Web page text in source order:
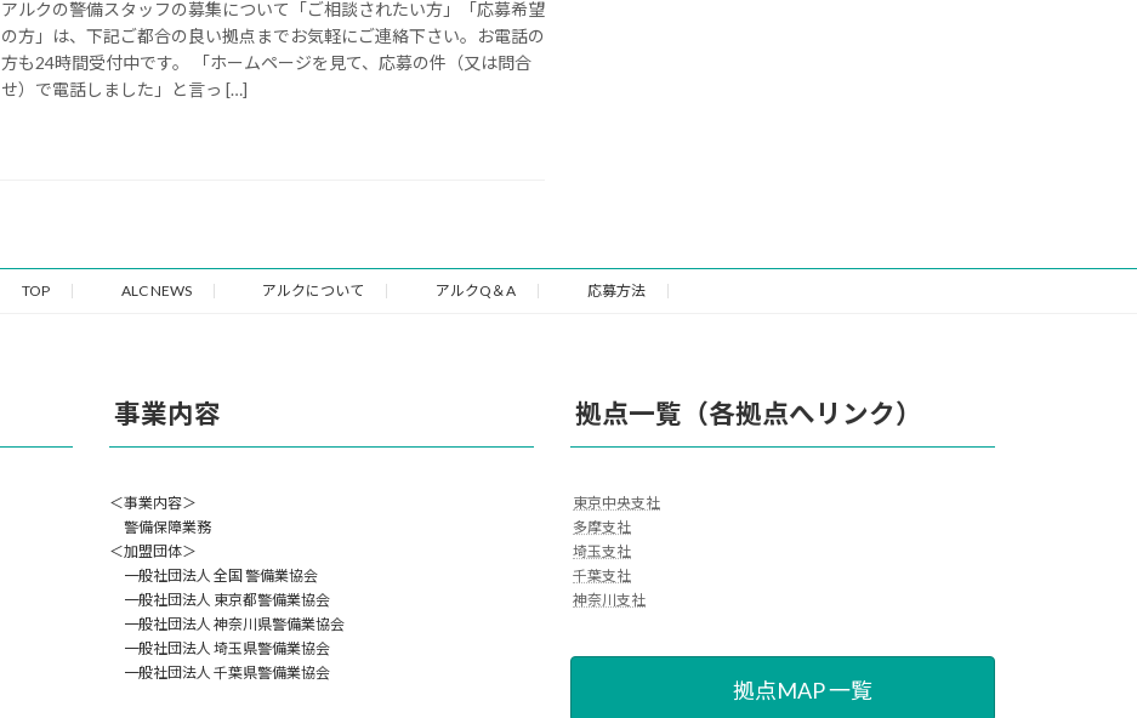
アルクの警備スタッフの募集について「ご相談されたい方」「応募希望
の方」は、下記ご都合の良い拠点までお気軽にご連絡下さい。お電話の
方も24時間受付中です。 「ホームページを見て、応募の件（又は問合
せ）で電話しました」と言っ […]
TOP ALC NEWS アルクについて アルクQ＆A 応募方法
事業内容
＜事業内容＞
警備保障業務
＜加盟団体＞
一般社団法人 全国 警備業協会
一般社団法人 東京都警備業協会
一般社団法人 神奈川県警備業協会
一般社団法人 埼玉県警備業協会
一般社団法人 千葉県警備業協会
拠点一覧（各拠点へリンク）
東京中央支社
多摩支社
埼玉支社
千葉支社
神奈川支社
拠点MAP 一覧